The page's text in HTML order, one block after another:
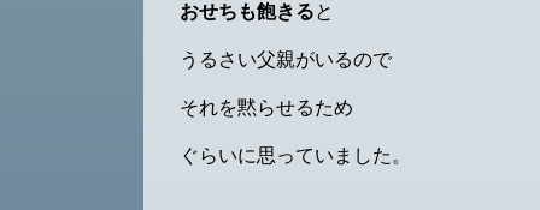
おせちも飽きると
うるさい父親がいるので
それを黙らせるため
ぐらいに思っていました。